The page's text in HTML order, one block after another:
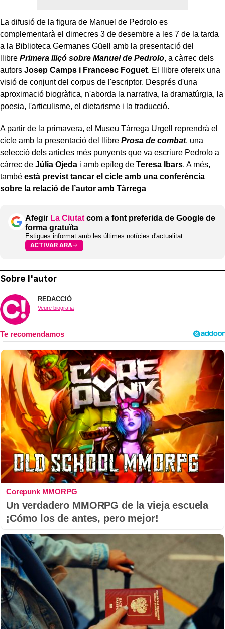
La difusió de la figura de Manuel de Pedrolo es
complementarà el dimecres 3 de desembre a les 7 de la tarda
a la Biblioteca Germanes Güell amb la presentació del
llibre Primera lliçó sobre Manuel de Pedrolo, a càrrec dels
autors Josep Camps i Francesc Foguet. El llibre ofereix una
visió de conjunt del corpus de l'escriptor. Després d'una
aproximació biogràfica, n'aborda la narrativa, la dramatúrgia, la
poesia, l'articulisme, el dietarisme i la traducció.
A partir de la primavera, el Museu Tàrrega Urgell reprendrà el
cicle amb la presentació del llibre Prosa de combat, una
selecció dels articles més punyents que va escriure Pedrolo a
càrrec de Júlia Ojeda i amb epíleg de Teresa Ibars. A més,
també està previst tancar el cicle amb una conferència
sobre la relació de l’autor amb Tàrrega
Afegir La Ciutat com a font preferida de Google de
forma gratuïta
Estigues informat amb les últimes notícies d'actualitat
ACTIVAR ARA
Sobre l'autor
REDACCIÓ
Veure biografia
Corepunk MMORPG
Un verdadero MMORPG de la vieja escuela
¡Cómo los de antes, pero mejor!